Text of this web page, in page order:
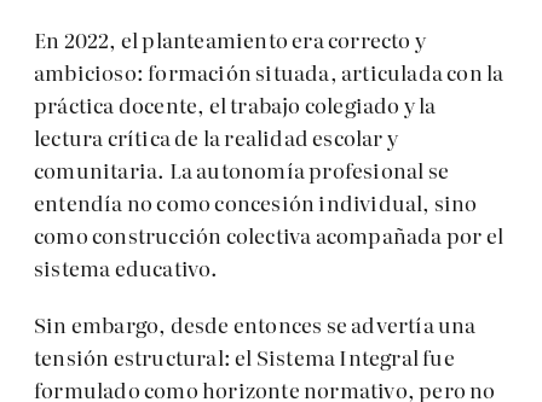
En 2022, el planteamiento era correcto y
ambicioso: formación situada, articulada con la
práctica docente, el trabajo colegiado y la
lectura crítica de la realidad escolar y
comunitaria. La autonomía profesional se
entendía no como concesión individual, sino
como construcción colectiva acompañada por el
sistema educativo.
Sin embargo, desde entonces se advertía una
tensión estructural: el Sistema Integral fue
formulado como horizonte normativo, pero no